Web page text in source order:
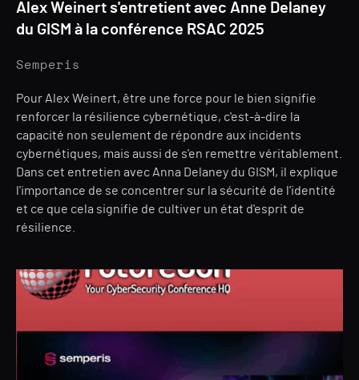
Alex Weinert s'entretient avec Anne Delaney
du GISM à la conférence RSAC 2025
Semperis
Pour Alex Weinert, être une force pour le bien signifie
renforcer la résilience cybernétique, c'est-à-dire la
capacité non seulement de répondre aux incidents
cybernétiques, mais aussi de s'en remettre véritablement.
Dans cet entretien avec Anna Delaney du GISM, il explique
l'importance de se concentrer sur la sécurité de l'identité
et ce que cela signifie de cultiver un état d'esprit de
résilience.